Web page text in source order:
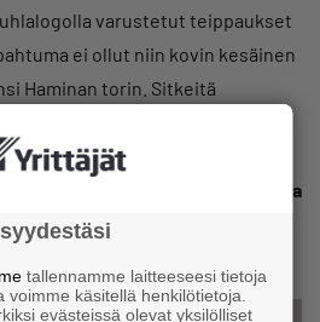
varustetut teippaukset
ei ollut niin kovin kesäinen
Haminan torin. Sitkeitä
ja monet olivat
sisällöstä. Kymen Yrittäjien
Yrittäjien puheenjohtajan
Nina
mukavia ja kertoa
kiinnostuneille.
tallennamme laitteeseesi tietoja
käsitellä henkilötietoja.
evästeissä olevat yksilölliset